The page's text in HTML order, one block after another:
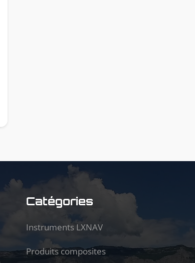
Catégories
Instruments LXNAV
Produits composites